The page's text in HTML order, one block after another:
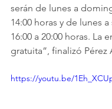
serán de lunes a
14:00 horas y de lunes
16:00 a 20:00 horas. La
gratuita”, finalizó Pérez
https://youtu.be/